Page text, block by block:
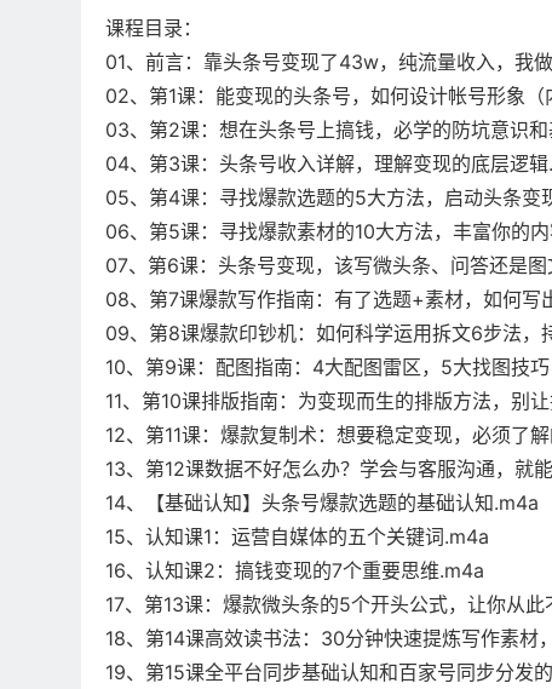
课程目录：
01、前言：靠头条号变现了43w，纯流量收入，我
02、第1课：能变现的头条号，如何设计帐号形象
03、第2课：想在头条号上搞钱，必学的防坑意识
04、第3课：头条号收入详解，理解变现的底层逻
05、第4课：寻找爆款选题的5大方法，启动头条变
06、第5课：寻找爆款素材的10大方法，丰富你的
07、第6课：头条号变现，该写微头条、问答还是
08、第7课爆款写作指南：有了选题+素材，如何写
09、第8课爆款印钞机：如何科学运用拆文6步法，
10、第9课：配图指南：4大配图雷区，5大找图技
11、第10课排版指南：为变现而生的排版方法，别
12、第11课：爆款复制术：想要稳定变现，必须了
13、第12课数据不好怎么办？学会与客服沟通，就
14、【基础认知】头条号爆款选题的基础认知.m4a
15、认知课1：运营自媒体的五个关键词.m4a
16、认知课2：搞钱变现的7个重要思维.m4a
17、第13课：爆款微头条的5个开头公式，让你从
18、第14课高效读书法：30分钟快速提炼写作素材
19、第15课全平台同步基础认知和百家号同步分发